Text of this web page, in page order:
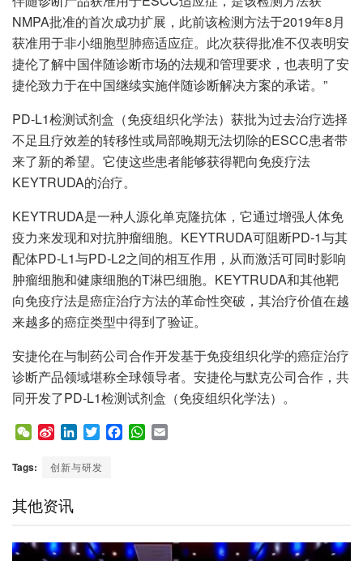
NMPA批准的首次成功扩展，此前该检测方法于2019年8月
获准用于非小细胞型肺癌适应症。此次获得批准不仅表明安
捷伦了解中国伴随诊断市场的法规和管理要求，也表明了安
捷伦致力于在中国继续实施伴随诊断解决方案的承诺。”
PD-L1检测试剂盒（免疫组织化学法）获批为过去治疗选择
不足且疗效差的转移性或局部晚期无法切除的ESCC患者带
来了新的希望。它使这些患者能够获得靶向免疫疗法
KEYTRUDA的治疗。
KEYTRUDA是一种人源化单克隆抗体，它通过增强人体免
疫力来发现和对抗肿瘤细胞。KEYTRUDA可阻断PD-1与其
配体PD-L1与PD-L2之间的相互作用，从而激活可同时影响
肿瘤细胞和健康细胞的T淋巴细胞。KEYTRUDA和其他靶
向免疫疗法是癌症治疗方法的革命性突破，其治疗价值在越
来越多的癌症类型中得到了验证。
安捷伦在与制药公司合作开发基于免疫组织化学的癌症治疗
诊断产品领域堪称全球领导者。安捷伦与默克公司合作，共
同开发了PD-L1检测试剂盒（免疫组织化学法）。
W
C
a
t
S
n
W
e
b
L
n
n
T
i
F
k
W
p
Tags: 创新与研发
其他资讯